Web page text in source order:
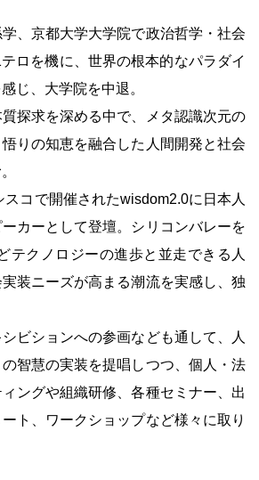
、京都大学大学院で政治哲学・社会
ロを機に、世界の根本的なパラダイ
じ、大学院を中退。
探求を深める中で、メタ認識次元の
りの知恵を融合した人間開発と社会
コで開催されたwisdom2.0に日本人
カーとして登壇。シリコンバレーを
テクノロジーの進歩と並走できる人
装ニーズが高まる潮流を実感し、独
ビションへの参画なども通して、人
智慧の実装を提唱しつつ、個人・法
ングや組織研修、各種セミナー、出
ト、ワークショップなど様々に取り